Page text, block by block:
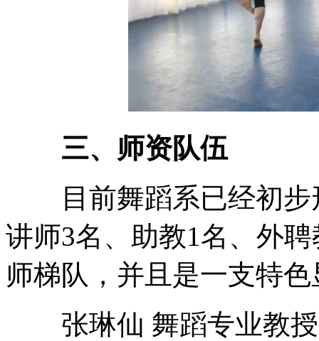
三、师资队伍
目前舞蹈系已经初步
讲师3名、助教1名、外
师梯队，并且是一支特
张琳仙 舞蹈专业教授